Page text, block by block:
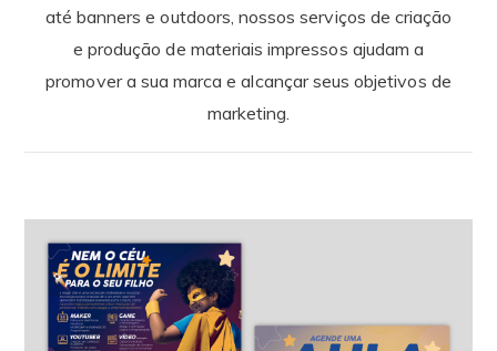
até banners e outdoors, nossos serviços de criação
e produção de materiais impressos ajudam a
promover a sua marca e alcançar seus objetivos de
marketing.